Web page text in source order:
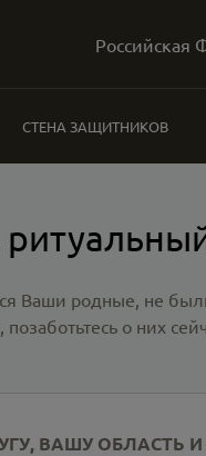
Российская
СТЕНА ЗАЩИТНИКОВ
Ваши родные, не
о них
ВАШУ ОБЛАСТЬ